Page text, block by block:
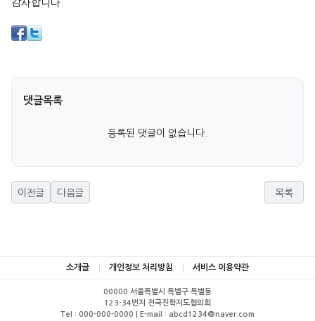
감사합니다.
댓글목록
등록된 댓글이 없습니다.
이전글 다음글 목록
소개글 개인정보 처리방침 서비스 이용약관
00000 서울특별시 특별구 특별동
123-34번지 전국진학지도협의회
Tel : 000-000-0000 | E-mail : abcd1234@naver.com